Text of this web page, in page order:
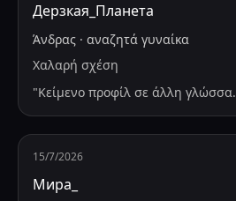
Дерзкая_Планета
Άνδρας · αναζητά γυναίκα
Χαλαρή σχέση
"Κείμενο προφίλ σε άλλη γλώσσα.
15/7/2026
Мира_